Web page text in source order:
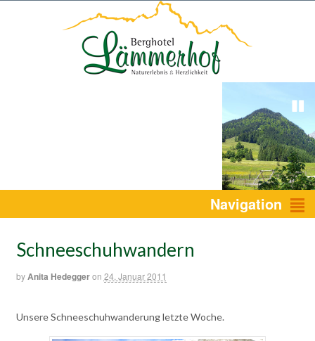
1 2 3 Navigation
Schneeschuhwandern
byAnita Hedeggeron 24. Januar 2011
Unsere Schneeschuhwanderung letzte Woche.